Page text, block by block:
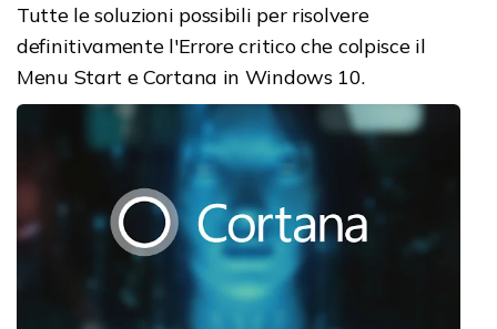
Tutte le soluzioni possibili per risolvere
definitivamente l'Errore critico che colpisce il
Menu Start e Cortana in Windows 10.